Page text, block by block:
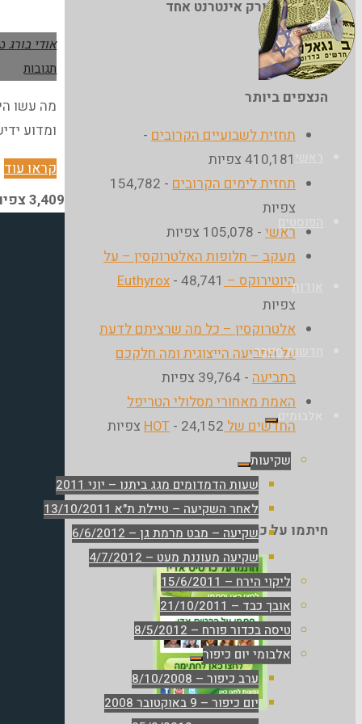
הבלוג
אודות
חדשות סייבר
שקיעות
שעות הדמדומים מגג ביתנו – יוני 2011
לאחר השקיעה – טיילת ת"א 13/10/2011
שקיעה – מבט מרמת גן – 6/6/2012
שקיעה מעוננת מעט – 4/7/2012
ליקוי הירח – 15/6/2011
אובך כבד – 21/10/2011
טיסה בכדור פורח – 8/5/2012
אלבומי יום כיפור
ערב כיפור – 8/10/2008
יום כיפור – 9 באוקטובר 2008
אודי בורג
תגובות
מה עשו
ומדוע
קראו עוד
3,409 צפיות
גולש/ים:סורק אינטרנט אחד
הנצפים ביותר
תחזית לשבועיים הקרובים -
410,181 צפיות
תחזית לימים הקרובים
- 154,782
צפיות
ראשי - 105,078 צפיות
מעקב – חלופות האלטרוקסין – על
היוטירוקס – Euthyrox - 48,741
צפיות
אלטרוקסין – כל מה שרציתם לדעת
על התביעה הייצוגית ומה חלקכם
בתביעה - 39,764 צפיות
האמת מאחורי מסלולי הטריפל
החדשים של HOT - 24,152 צפיות
חיתמו על כרטיס אָדִי עוד היום